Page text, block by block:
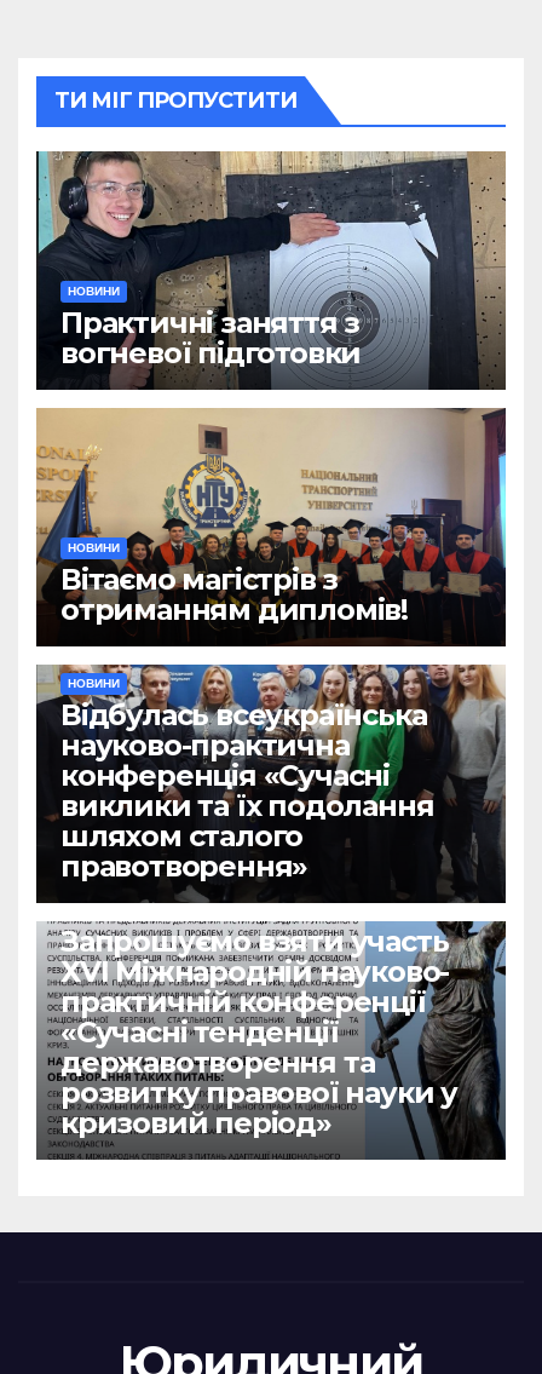
ТИ МІГ ПРОПУСТИТИ
НОВИНИ
Практичні заняття з
вогневої підготовки
НОВИНИ
Вітаємо магістрів з
отриманням дипломів!
НОВИНИ
Відбулась всеукраїнська
науково-практична
конференція «Сучасні
виклики та їх подолання
шляхом сталого
правотворення»
Запрошуємо взяти участь
ХVІ Міжнародній науково-
практичній конференції
«Сучасні тенденції
державотворення та
розвитку правової науки у
кризовий період»